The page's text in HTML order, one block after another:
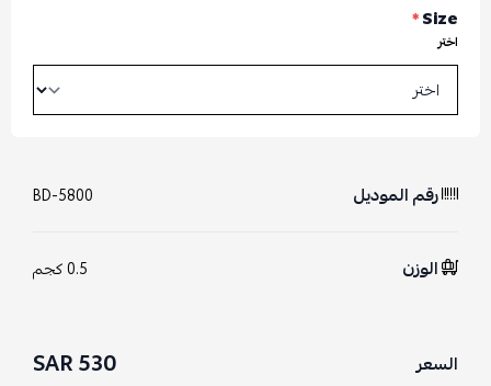
Size
*
اختر
رقم الموديل BD-5800
الوزن 0.5 كجم
السعر 530 SAR